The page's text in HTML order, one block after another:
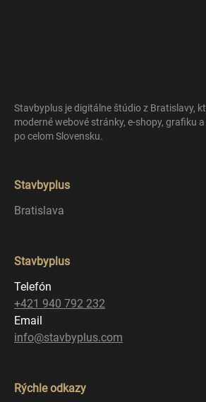
Stavbyplus je digitálne štúdio z Bratislavy,
moderné webové stránky, e-shopy, grafiku
po celom Slovensku.
Stavbyplus
Bratislava
Stavbyplus
Telefón
+421 940 792 232
Email
info@stavbyplus.com
Rýchle odkazy